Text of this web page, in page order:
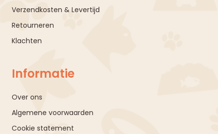
Verzendkosten & Levertijd
Retourneren
Klachten
Informatie
Over ons
Algemene voorwaarden
Cookie statement